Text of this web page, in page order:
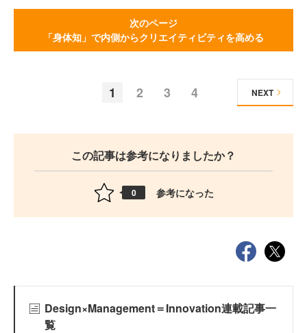
次のページ
「身体知」で内側からクリエイティビティを高める
1 2 3 4 NEXT
この記事は参考になりましたか？
0 参考になった
Design×Management＝Innovation連載記事一
覧